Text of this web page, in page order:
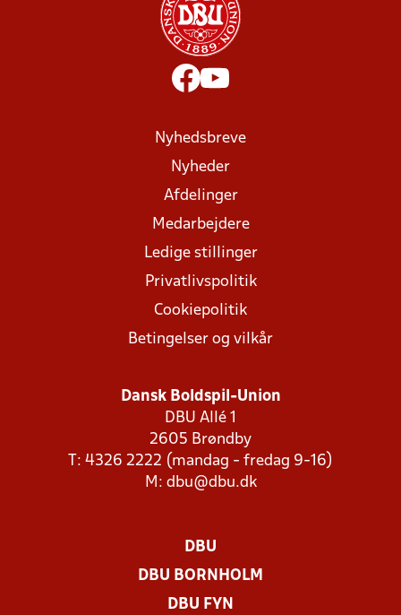
Nyhedsbreve
Nyheder
Afdelinger
Medarbejdere
Ledige stillinger
Privatlivspolitik
Cookiepolitik
Betingelser og vilkår
Dansk Boldspil-Union
DBU Allé 1
2605 Brøndby
T: 4326 2222 (mandag - fredag 9-16)
M: dbu@dbu.dk
DBU
DBU BORNHOLM
DBU FYN